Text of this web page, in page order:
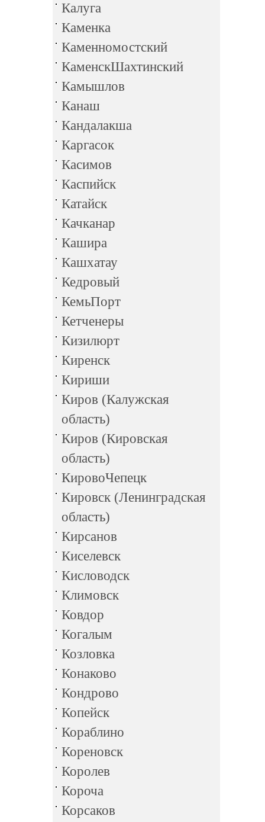
Калуга
Каменка
Каменномостский
КаменскШахтинский
Камышлов
Канаш
Кандалакша
Каргасок
Касимов
Каспийск
Катайск
Качканар
Кашира
Кашхатау
Кедровый
КемьПорт
Кетченеры
Кизилюрт
Киренск
Кириши
Киров (Калужская
область)
Киров (Кировская
область)
КировоЧепецк
Кировск (Ленинградская
область)
Кирсанов
Киселевск
Кисловодск
Климовск
Ковдор
Когалым
Козловка
Конаково
Кондрово
Копейск
Кораблино
Кореновск
Королев
Короча
Корсаков